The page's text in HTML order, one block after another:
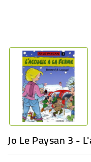
Jo Le Paysan 3 -